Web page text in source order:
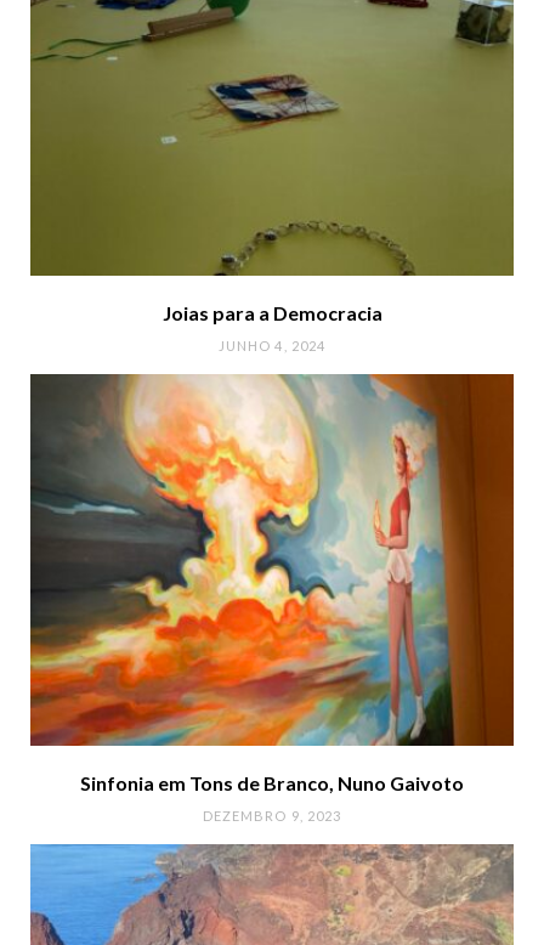
Joias para a Democracia
JUNHO 4, 2024
Sinfonia em Tons de Branco, Nuno Gaivoto
DEZEMBRO 9, 2023